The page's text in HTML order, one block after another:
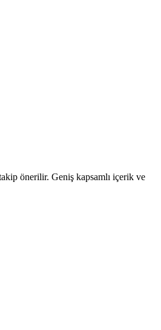
önerilir. Geniş kapsamlı içerik ve